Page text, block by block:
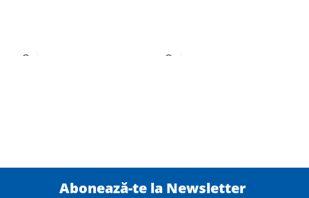
Abonează-te la Newsletter